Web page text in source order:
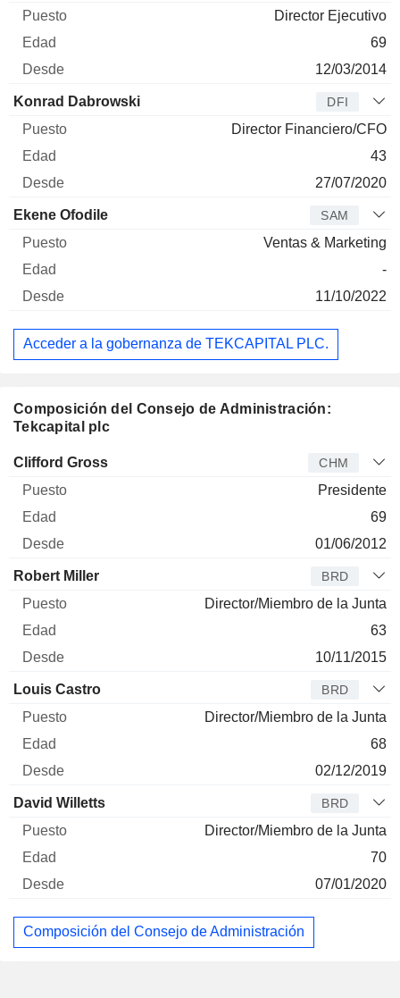
Director Ejecutivo
69
12/03/2014
Konrad Dabrowski DFI
Director Financiero/CFO
43
27/07/2020
Ekene Ofodile SAM
Ventas & Marketing
-
11/10/2022
Acceder a la gobernanza de TEKCAPITAL PLC.
Composición del Consejo de Administración:
Tekcapital plc
Administrador
Clifford Gross CHM
Presidente
69
01/06/2012
Robert Miller BRD
Director/Miembro de la Junta
63
10/11/2015
Louis Castro BRD
Director/Miembro de la Junta
68
02/12/2019
David Willetts BRD
Director/Miembro de la Junta
70
07/01/2020
Composición del Consejo de Administración